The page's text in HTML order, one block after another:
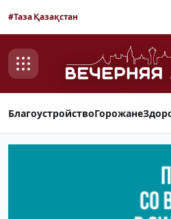
#Таза Қазақстан
БлагоустройствоГорожане